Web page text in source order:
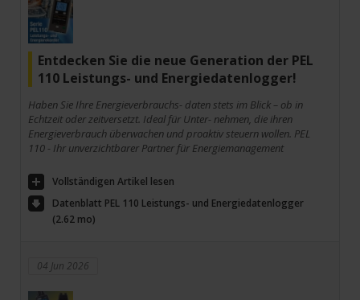
Entdecken Sie die neue Generation der PEL
110 Leistungs- und Energiedatenlogger!
Haben Sie Ihre Energieverbrauchs- daten stets im Blick – ob in
Echtzeit oder zeitversetzt. Ideal für Unter- nehmen, die ihren
Energieverbrauch überwachen und proaktiv steuern wollen. PEL
110 - Ihr unverzichtbarer Partner für Energiemanagement
Vollständigen Artikel lesen
Datenblatt PEL 110 Leistungs- und Energiedatenlogger
(2.62 mo)
04 Jun 2026